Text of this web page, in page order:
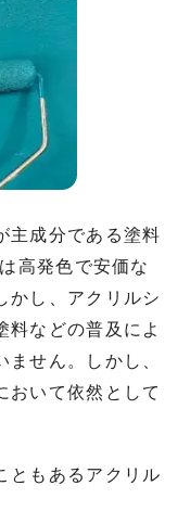
主成分である塗料
高発色で安価な
かし、アクリルシ
料などの普及によ
せん。しかし、
おいて依然として
ともあるアクリル